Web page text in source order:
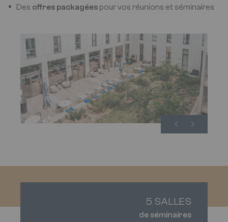
Des offres packagées pour vos réunions et séminaires
5 SALLES
de séminaires